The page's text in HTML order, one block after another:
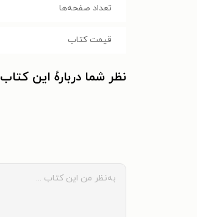
تعداد صفحه‌ها
قیمت کتاب
نظر شما دربارهٔ این کتاب